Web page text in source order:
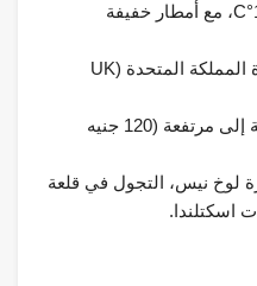
: 9°C إلى 17°C، مع أمطار خفيفة
: تأشيرة المملكة المتحدة (UK
: متوسطة إلى مرتفعة (120 جنيه
لوخ نيس، التجول في قلعة
اسكتلندا.